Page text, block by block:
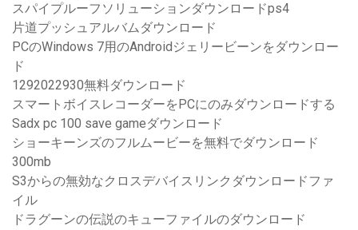
スパイプルーフソリューションダウンロードps4
片道プッシュアルバムダウンロード
PCのWindows 7用のAndroidジェリービーンをダウンロー
ド
1292022930無料ダウンロード
スマートボイスレコーダーをPCにのみダウンロードする
Sadx pc 100 save gameダウンロード
ショーキーンズのフルムービーを無料でダウンロード
300mb
S3からの無効なクロスデバイスリンクダウンロードファ
イル
ドラグーンの伝説のキューファイルのダウンロード